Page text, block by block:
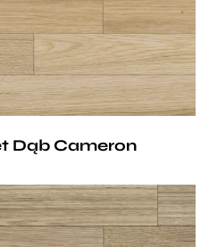
Dąb Cameron